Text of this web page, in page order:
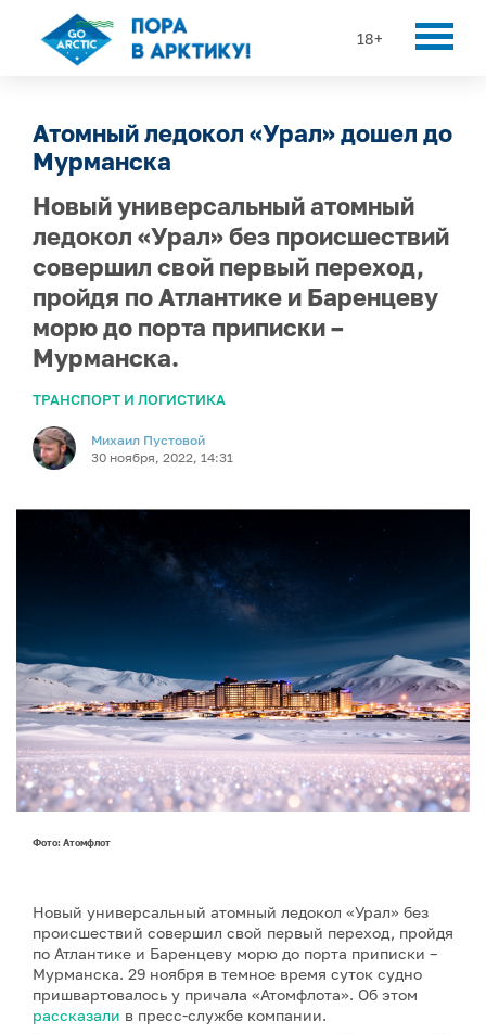
18+
Атомный ледокол «Урал» дошел до
Мурманска
Новый универсальный атомный
ледокол «Урал» без происшествий
совершил свой первый переход,
пройдя по Атлантике и Баренцеву
морю до порта приписки –
Мурманска.
ТРАНСПОРТ И ЛОГИСТИКА
Михаил Пустовой
30 ноября, 2022, 14:31
Фото: Атомфлот
Новый универсальный атомный ледокол «Урал» без
происшествий совершил свой первый переход, пройдя
по Атлантике и Баренцеву морю до порта приписки –
Мурманска. 29 ноября в темное время суток судно
пришвартовалось у причала «Атомфлота». Об этом
рассказали в пресс-службе компании.